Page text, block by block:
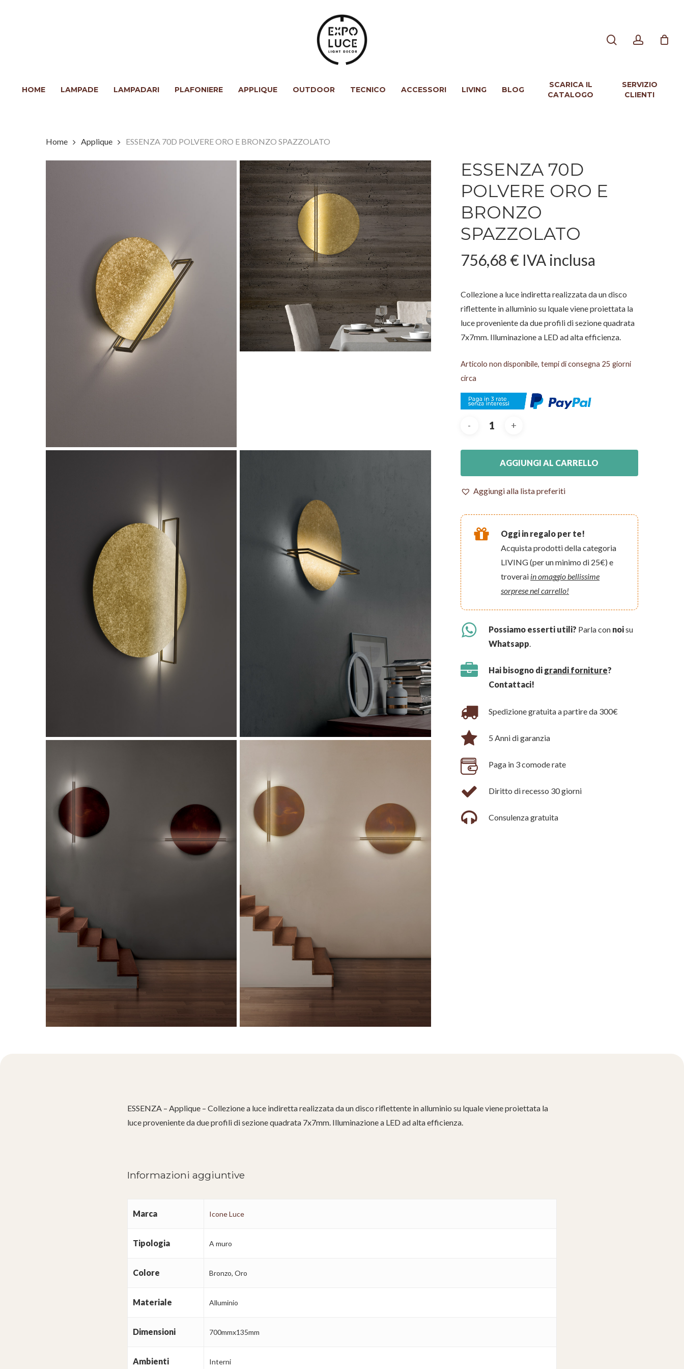
Clicca INVIO per cercare o ESC per chiudere
HOME LAMPADE LAMPADARI PLAFONIERE APPLIQUE OUTDOOR TECNICO ACCESSORI LIVING BLOG
SCARICA IL
CATALOGO
SERVIZIO
CLIENTI
Home Applique ESSENZA 70D POLVERE ORO E BRONZO SPAZZOLATO
ESSENZA 70D
POLVERE ORO E
BRONZO
SPAZZOLATO
756,68 € IVA inclusa
Collezione a luce indiretta realizzata da un disco
riflettente in alluminio su lquale viene proiettata la
luce proveniente da due profili di sezione quadrata
7x7mm. Illuminazione a LED ad alta efficienza.
Articolo non disponibile, tempi di consegna 25 giorni
circa
AGGIUNGI AL CARRELLO
Aggiungi alla lista preferiti
Oggi in regalo per te!
Acquista prodotti della categoria
LIVING (per un minimo di 25€) e
troverai in omaggio bellissime
sorprese nel carrello!
Possiamo esserti utili? Parla con noisu
Whatsapp.
Hai bisogno di grandi forniture?
Contattaci!
Spedizione gratuita a partire da 300€
5 Anni di garanzia
Paga in 3 comode rate
Diritto di recesso 30 giorni
Consulenza gratuita
ESSENZA – Applique – Collezione a luce indiretta realizzata da un disco riflettente in alluminio su lquale viene proiettata la
luce proveniente da due profili di sezione quadrata 7x7mm. Illuminazione a LED ad alta efficienza.
Informazioni aggiuntive
Marca Icone Luce
Tipologia A muro
Colore Bronzo, Oro
Materiale Alluminio
Dimensioni 700mmx135mm
Ambienti Interni